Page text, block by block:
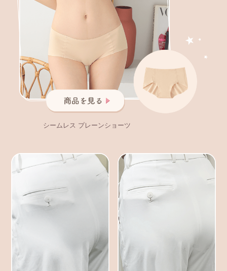
シームレス プレーンショーツ